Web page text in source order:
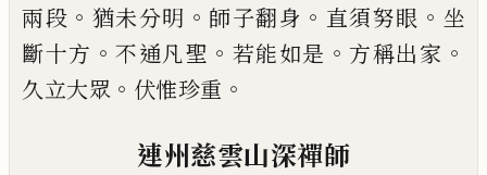
兩段 。 猶未分明 。 師子翻身 。 直須努眼 。 坐
斷十方 。不通凡聖 。 若能如是 。 方稱出家 。
久立大眾 。 伏惟珍重 。
連州慈雲山深禪師